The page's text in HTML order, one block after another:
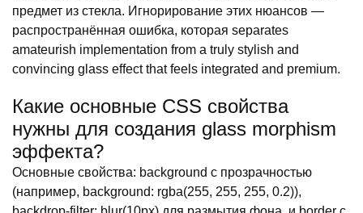
предмет из стекла. Игнорирование этих нюансов —
распространённая ошибка, которая separates
amateurish implementation from a truly stylish and
convincing glass effect that feels integrated and premium.
Какие основные CSS свойства
нужны для создания glass morphism
эффекта?
Основные свойства: background с прозрачностью
(например, background: rgba(255, 255, 255, 0.2)),